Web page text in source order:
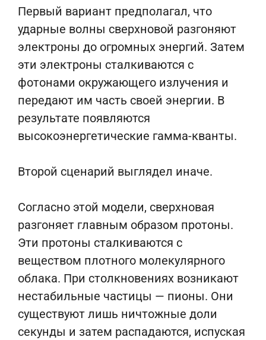
Первый вариант предполагал, что
ударные волны сверхновой разгоняют
электроны до огромных энергий. Затем
эти электроны сталкиваются с
фотонами окружающего излучения и
передают им часть своей энергии. В
результате появляются
высокоэнергетические гамма-кванты.
Второй сценарий выглядел иначе.
Согласно этой модели, сверхновая
разгоняет главным образом протоны.
Эти протоны сталкиваются с
веществом плотного молекулярного
облака. При столкновениях возникают
нестабильные частицы — пионы. Они
существуют лишь ничтожные доли
секунды и затем распадаются, испуская